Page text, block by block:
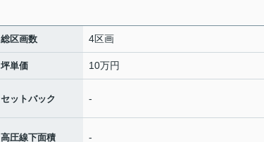
総区画数 4区画
坪単価 10万円
セットバック -
高圧線下面積 -